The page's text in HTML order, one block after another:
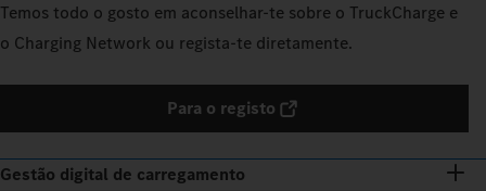
Temos todo o gosto em aconselhar‑te sobre o TruckCharge e
o Charging Network ou regista‑te diretamente.
Para o registo
Gestão digital de carregamento